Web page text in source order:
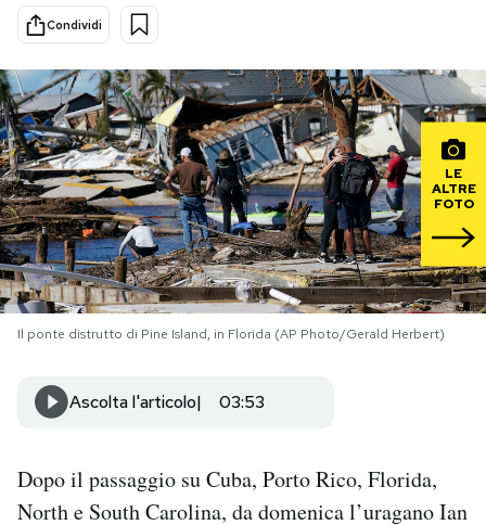
Cultura
Economia
Sport
Mondiali calcio 2026
PODCAST
NEWSLETTER
I MIEI PREFERITI
SHOP
Condividi
LE
ALTRE
FOTO
Il ponte distrutto di Pine Island, in Florida (AP Photo/Gerald Herbert)
Ascolta l'articolo 03:53
Dopo il passaggio su Cuba, Porto Rico, Florida,
North e South Carolina, da domenica l’uragano Ian